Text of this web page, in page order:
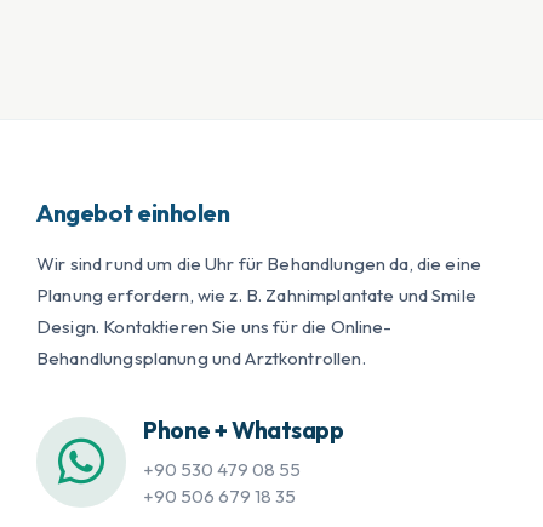
Angebot einholen
Wir sind rund um die Uhr für Behandlungen da, die eine
Planung erfordern, wie z. B. Zahnimplantate und Smile
Design. Kontaktieren Sie uns für die Online-
Behandlungsplanung und Arztkontrollen.
Phone + Whatsapp
+90 530 479 08 55
+90 506 679 18 35